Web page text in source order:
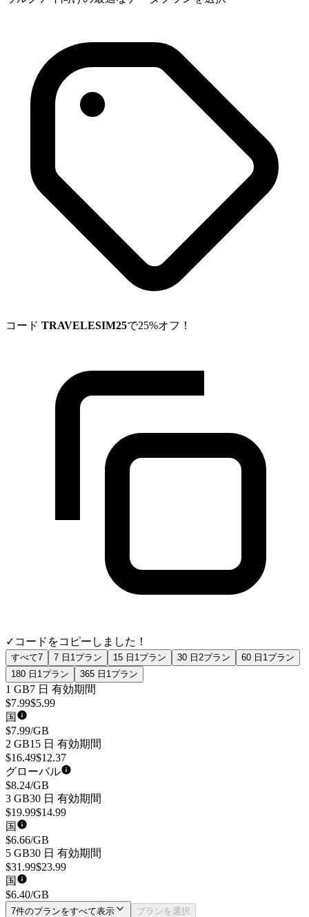
コード TRAVELESIM25で25%オフ！
✓ コードをコピーしました！
すべて7 7 日 1 プラン 15 日 1 プラン 30 日 2プラン 60 日 1 プラン
180 日 1 プラン 365 日 1 プラン
1 GB7 日 有効期間
$7.99$5.99
国
$7.99/GB
2 GB15 日 有効期間
$16.49$12.37
グローバル
$8.24/GB
3 GB30 日 有効期間
$19.99$14.99
国
$6.66/GB
5 GB30 日 有効期間
$31.99$23.99
国
$6.40/GB
7件のプランをすべて表示 プランを選択